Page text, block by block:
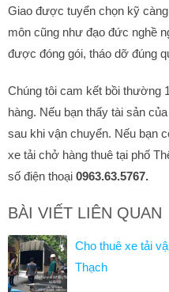
Giao được tuyển chọn kỹ
môn cũng như đạo đức nghề
được đóng gói, tháo dỡ đúng
Chúng tôi cam kết bồi thường
hàng. Nếu bạn thấy tài sản
sau khi vận chuyển. Nếu bạn
xe tải chở hàng thuê tại phố
số điện thoại 0963.63.5767.
BÀI VIẾT LIÊN QUAN
Cho thuê xe tải
Thạch